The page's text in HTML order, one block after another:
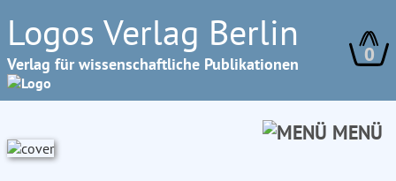
Logos Verlag Berlin
Verlag für wissenschaftliche Publikationen 0
MENÜ